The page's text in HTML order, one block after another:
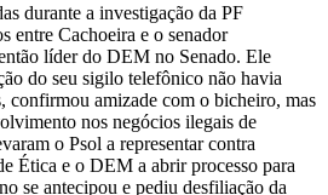
durante a investigação da PF
entre Cachoeira e o senador
líder do DEM no Senado. Ele
do seu sigilo telefônico não havia
confirmou amizade com o bicheiro, mas
nos negócios ilegais de
o Psol a representar contra
Ética e o DEM a abrir processo para
se antecipou e pediu desfiliação da